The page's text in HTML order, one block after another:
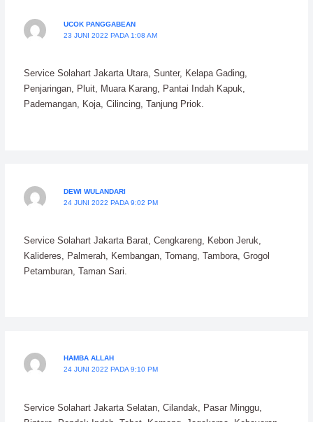
UCOK PANGGABEAN
23 JUNI 2022 PADA 1:08 AM
Service Solahart Jakarta Utara, Sunter, Kelapa Gading,
Penjaringan, Pluit, Muara Karang, Pantai Indah Kapuk,
Pademangan, Koja, Cilincing, Tanjung Priok.
DEWI WULANDARI
24 JUNI 2022 PADA 9:02 PM
Service Solahart Jakarta Barat, Cengkareng, Kebon Jeruk,
Kalideres, Palmerah, Kembangan, Tomang, Tambora, Grogol
Petamburan, Taman Sari.
HAMBA ALLAH
24 JUNI 2022 PADA 9:10 PM
Service Solahart Jakarta Selatan, Cilandak, Pasar Minggu,